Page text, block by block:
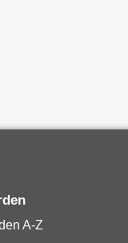
A-Z